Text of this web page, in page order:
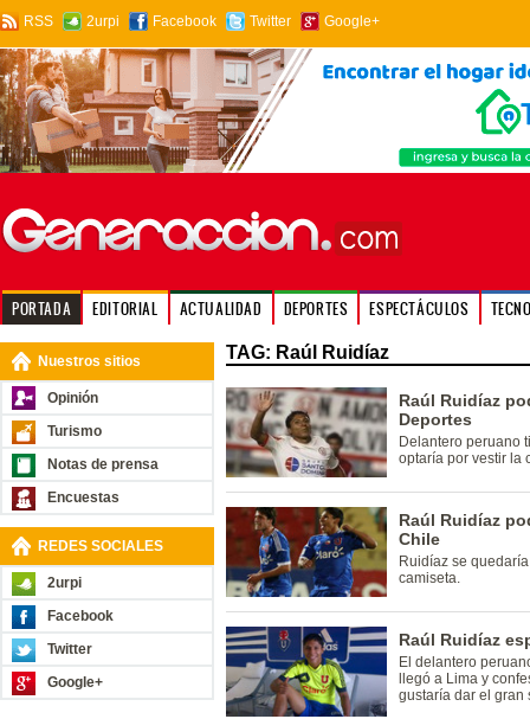
RSS 2urpi Facebook Twitter Google+
PORTADA EDITORIAL ACTUALIDAD DEPORTES ESPECTÁCULOS
Nuestros sitios
Opinión
Turismo
Notas de prensa
Encuestas
REDES SOCIALES
2urpi
Facebook
Twitter
Google+
TAG: Raúl Ruidíaz
Raúl Ruidíaz
Deportes
Delantero peruano
optaría por vestir la
Raúl Ruidíaz
Chile
Ruidíaz se
camiseta.
Raúl Ruidíaz
El delantero
llegó a Lima y
gustaría dar el gran